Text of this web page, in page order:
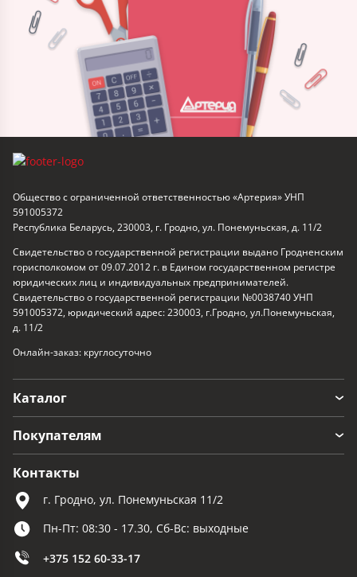
Общество с ограниченной ответственностью «Артерия» УНП
591005372
Республика Беларусь, 230003, г. Гродно, ул. Понемуньская, д. 11/2
Свидетельство о государственной регистрации выдано Гродненским
горисполкомом от 09.07.2012 г. в Едином государственном регистре
юридических лиц и индивидуальных предпринимателей.
Свидетельство о государственной регистрации №0038740 УНП
591005372, юридический адрес: 230003, г.Гродно, ул.Понемуньская,
д. 11/2
Онлайн-заказ: круглосуточно
Каталог
Покупателям
Контакты
г. Гродно, ул. Понемуньская 11/2
Пн-Пт: 08:30 - 17.30, Сб-Вс: выходные
+375 152 60-33-17